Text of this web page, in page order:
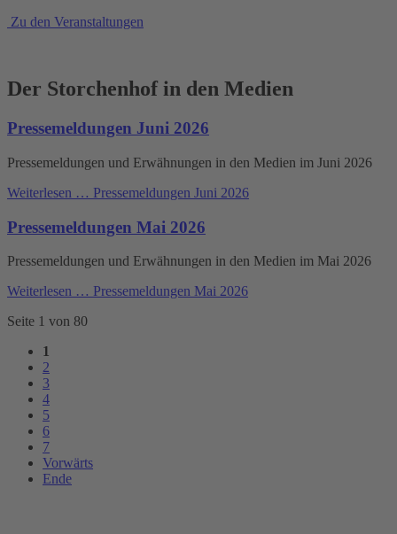
Zu den Veranstaltungen
Der Storchenhof in den Medien
Pressemeldungen Juni 2026
Pressemeldungen und Erwähnungen in den Medien im Juni 2026
Weiterlesen … Pressemeldungen Juni 2026
Pressemeldungen Mai 2026
Pressemeldungen und Erwähnungen in den Medien im Mai 2026
Weiterlesen … Pressemeldungen Mai 2026
Seite 1 von 80
1
2
3
4
5
6
7
Vorwärts
Ende